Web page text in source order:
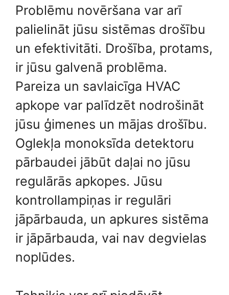
Problēmu novēršana var arī
palielināt jūsu sistēmas drošību
un efektivitāti. Drošība, protams,
ir jūsu galvenā problēma.
Pareiza un savlaicīga HVAC
apkope var palīdzēt nodrošināt
jūsu ģimenes un mājas drošību.
Oglekļa monoksīda detektoru
pārbaudei jābūt daļai no jūsu
regulārās apkopes. Jūsu
kontrollampiņas ir regulāri
jāpārbauda, ​​un apkures sistēma
ir jāpārbauda, ​​vai nav degvielas
noplūdes.